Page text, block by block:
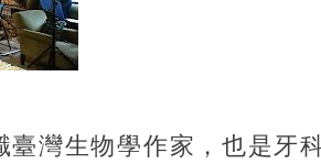
灣生物學作家，也是牙